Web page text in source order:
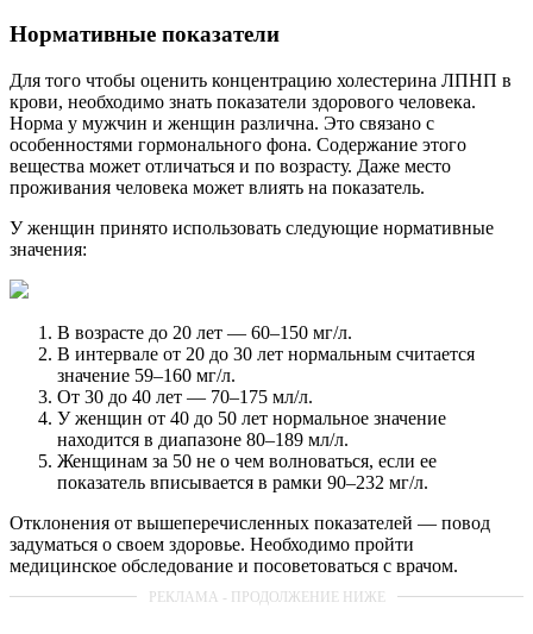
Нормативные показатели
Для того чтобы оценить концентрацию холестерина ЛПНП в
крови, необходимо знать показатели здорового человека.
Норма у мужчин и женщин различна. Это связано с
особенностями гормонального фона. Содержание этого
вещества может отличаться и по возрасту. Даже место
проживания человека может влиять на показатель.
У женщин принято использовать следующие нормативные
значения:
В возрасте до 20 лет — 60–150 мг/л.
В интервале от 20 до 30 лет нормальным считается
значение 59–160 мг/л.
От 30 до 40 лет — 70–175 мл/л.
У женщин от 40 до 50 лет нормальное значение
находится в диапазоне 80–189 мл/л.
Женщинам за 50 не о чем волноваться, если ее
показатель вписывается в рамки 90–232 мг/л.
Отклонения от вышеперечисленных показателей — повод
задуматься о своем здоровье. Необходимо пройти
медицинское обследование и посоветоваться с врачом.